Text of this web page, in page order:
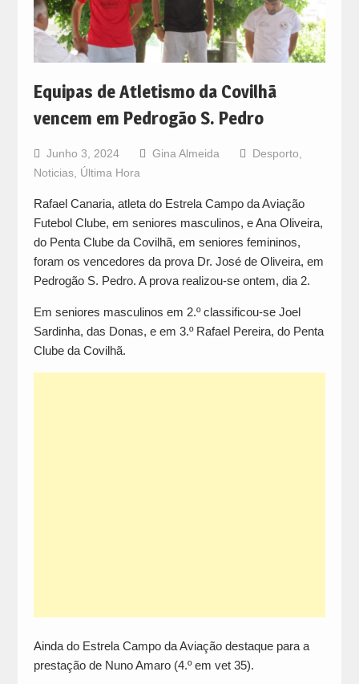
Equipas de Atletismo da Covilhã
vencem em Pedrogão S. Pedro
Junho 3, 2024 Gina Almeida Desporto
Noticias, Última Hora
Rafael Canaria, atleta do Estrela Campo da Aviação
Futebol Clube, em seniores masculinos, e Ana Oliveira,
do Penta Clube da Covilhã, em seniores femininos,
foram os vencedores da prova Dr. José de Oliveira, em
Pedrogão S. Pedro. A prova realizou-se ontem, dia 2.
Em seniores masculinos em 2.º classificou-se Joel
Sardinha, das Donas, e em 3.º Rafael Pereira, do Penta
Clube da Covilhã.
Ainda do Estrela Campo da Aviação destaque para a
prestação de Nuno Amaro (4.º em vet 35).